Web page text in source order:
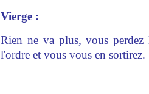
Vierge :
Rien ne va plus, vous perdez
l'ordre et vous vous en sortirez.